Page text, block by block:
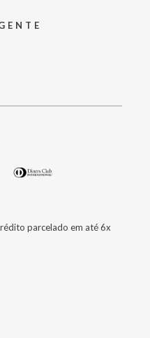
parcelado em até 6x